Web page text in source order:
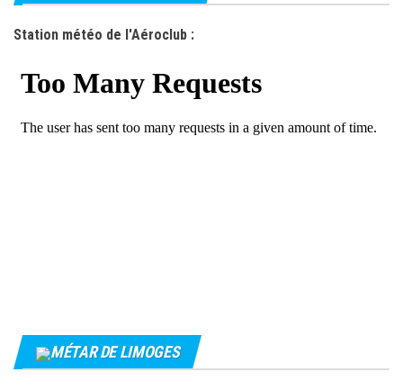
Station météo de l'Aéroclub :
MÉTAR DE LIMOGES